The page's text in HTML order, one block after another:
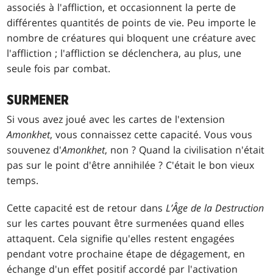
associés à l'affliction, et occasionnent la perte de
différentes quantités de points de vie. Peu importe le
nombre de créatures qui bloquent une créature avec
l'affliction ; l'affliction se déclenchera, au plus, une
seule fois par combat.
SURMENER
Si vous avez joué avec les cartes de l'extension
Amonkhet, vous connaissez cette capacité. Vous vous
souvenez d'Amonkhet, non ? Quand la civilisation n'était
pas sur le point d'être annihilée ? C'était le bon vieux
temps.
Cette capacité est de retour dansL’Âge de la Destruction
sur les cartes pouvant être surmenées quand elles
attaquent. Cela signifie qu'elles restent engagées
pendant votre prochaine étape de dégagement, en
échange d'un effet positif accordé par l'activation